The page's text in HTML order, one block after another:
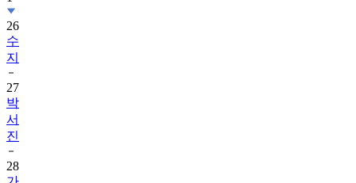
26
수
지
27
박
서
진
28